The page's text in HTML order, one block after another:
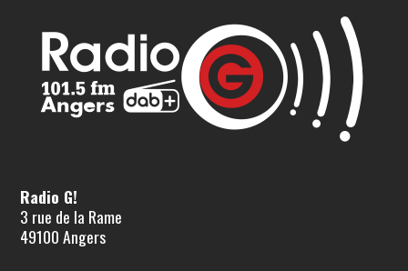
Radio G!
3 rue de la Rame
49100 Angers